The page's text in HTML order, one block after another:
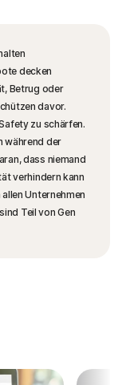
decken
Betrug oder
davor.
zu schärfen.
während der
dass niemand
verhindern kann
Unternehmen
Teil von Gen